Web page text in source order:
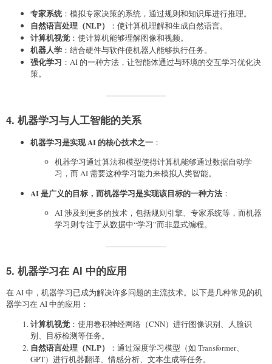
专家系统：模拟专家决策的系统，通过规则和知识库进行推理。
自然语言处理（NLP） ：使计算机理解和生成自然语言。
计算机视觉 ：使计算机能够理解图像和视频。
机器人学 ：结合硬件与软件使机器人能够执行任务。
强化学习 ：AI 的一种方法，让智能体通过与环境的交互学习优化决
策。
4. 机器学习与人工智能的关系
机器学习是实现 AI 的核心技术之一 ：
机器学习通过算法和模型使得计算机能够通过数据自动学
习，而 AI 需要这种学习能力来模拟人类智能。
AI 是广义的目标，而机器学习是实现该目标的一种方法 ：
AI 涉及到更多的技术，包括规则引擎、专家系统等，而机器
学习则专注于从数据中“学习”而非显式编程。
5. 机器学习在 AI 中的应用
在 AI 中，机器学习已成为解决许多问题的主流技术。以下是几种常见的机
器学习在 AI 中的应用：
计算机视觉 ：使用卷积神经网络（CNN）进行图像识别、人脸识
别、目标检测等任务。
自然语言处理（NLP）
：通过深度学习模型（如 Transformer、
GPT）进行机器翻译、情感分析、文本生成等任务。